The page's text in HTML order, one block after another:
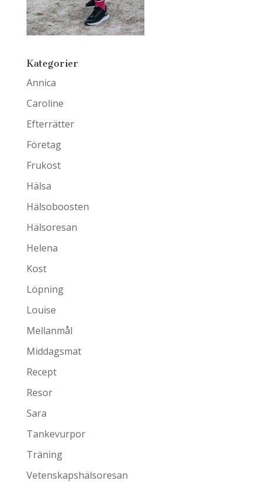
Kategorier
Annica
Caroline
Efterrätter
Företag
Frukost
Hälsa
Hälsoboosten
Hälsoresan
Helena
Kost
Löpning
Louise
Mellanmål
Middagsmat
Recept
Resor
Sara
Tankevurpor
Träning
Vetenskapshälsoresan